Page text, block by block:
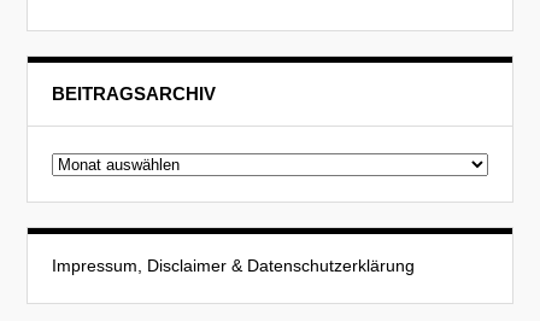
BEITRAGSARCHIV
Beitragsarchiv
Impressum, Disclaimer & Datenschutzerklärung